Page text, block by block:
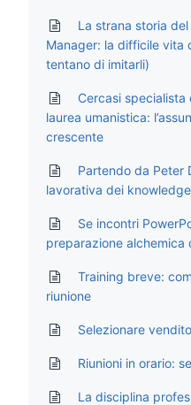
La strana storia
Manager: la difficile vita
tentano di imitarli)
Cercasi specialista
laurea umanistica:
crescente
Partendo da Peter
lavorativa dei
Se incontri
preparazione alchemica
Training breve:
riunione
Selezionare
Riunioni in orario:
La disciplina